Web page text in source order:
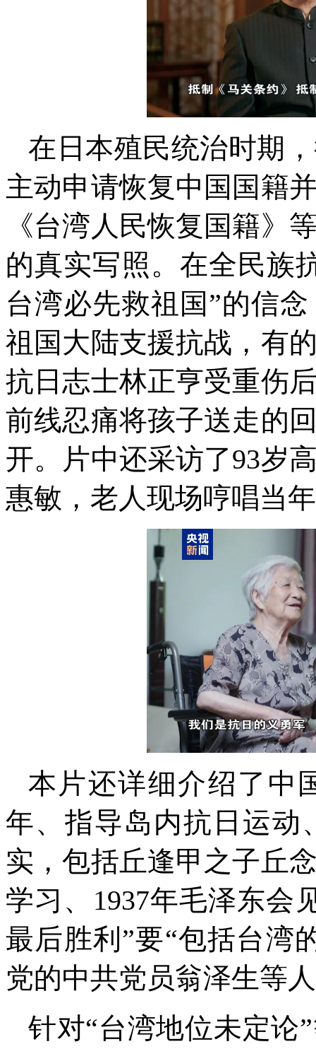
在日本殖民统治时期
主动申请恢复中国国籍
《台湾人民恢复国籍》
的真实写照。在全民族
台湾必先救祖国”的信
祖国大陆支援抗战，有
抗日志士林正亨受重伤
前线忍痛将孩子送走的
开。片中还采访了93岁
惠敏，老人现场哼唱当
本片还详细介绍了中
年、指导岛内抗日运动
实，包括丘逢甲之子丘
学习、1937年毛泽东会
最后胜利”要“包括台湾
党的中共党员翁泽生等
针对“台湾地位未定论